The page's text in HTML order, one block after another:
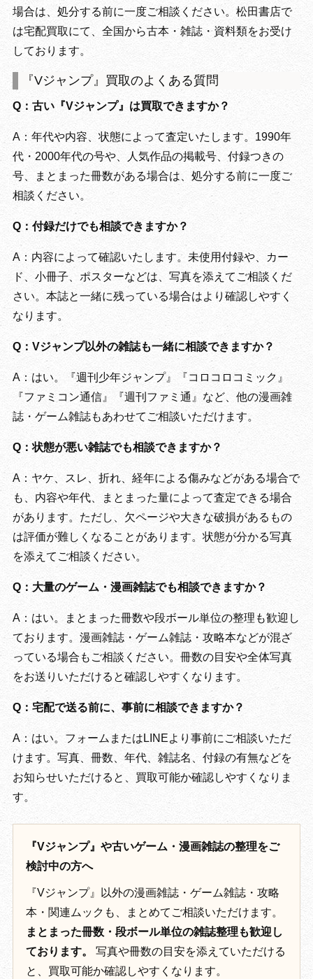
場合は、処分する前に一度ご相談ください。松田書店で
は宅配買取にて、全国から古本・雑誌・資料類をお受け
しております。
『Vジャンプ』買取のよくある質問
Q：古い『Vジャンプ』は買取できますか？
A：年代や内容、状態によって査定いたします。1990年
代・2000年代の号や、人気作品の掲載号、付録つきの
号、まとまった冊数がある場合は、処分する前に一度ご
相談ください。
Q：付録だけでも相談できますか？
A：内容によって確認いたします。未使用付録や、カー
ド、小冊子、ポスターなどは、写真を添えてご相談くだ
さい。本誌と一緒に残っている場合はより確認しやすく
なります。
Q：Vジャンプ以外の雑誌も一緒に相談できますか？
A：はい。『週刊少年ジャンプ』『コロコロコミック』
『ファミコン通信』『週刊ファミ通』など、他の漫画雑
誌・ゲーム雑誌もあわせてご相談いただけます。
Q：状態が悪い雑誌でも相談できますか？
A：ヤケ、スレ、折れ、経年による傷みなどがある場合で
も、内容や年代、まとまった量によって査定できる場合
があります。ただし、欠ページや大きな破損があるもの
は評価が難しくなることがあります。状態が分かる写真
を添えてご相談ください。
Q：大量のゲーム・漫画雑誌でも相談できますか？
A：はい。まとまった冊数や段ボール単位の整理も歓迎し
ております。漫画雑誌・ゲーム雑誌・攻略本などが混ざ
っている場合もご相談ください。冊数の目安や全体写真
をお送りいただけると確認しやすくなります。
Q：宅配で送る前に、事前に相談できますか？
A：はい。フォームまたはLINEより事前にご相談いただ
けます。写真、冊数、年代、雑誌名、付録の有無などを
お知らせいただけると、買取可能か確認しやすくなりま
す。
『Vジャンプ』や古いゲーム・漫画雑誌の整理をご
検討中の方へ
『Vジャンプ』以外の漫画雑誌・ゲーム雑誌・攻略
本・関連ムックも、まとめてご相談いただけます。
まとまった冊数・段ボール単位の雑誌整理も歓迎し
ております。
写真や冊数の目安を添えていただける
と、買取可能か確認しやすくなります。